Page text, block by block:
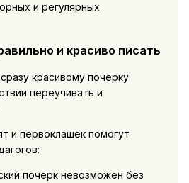
и регулярных
и красиво писать
красивому почерку
переучивать и
и первоклашек помогут
почерк невозможен без